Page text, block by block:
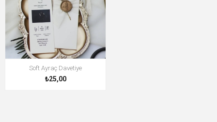
Soft Ayraç Davetiye
₺25,00